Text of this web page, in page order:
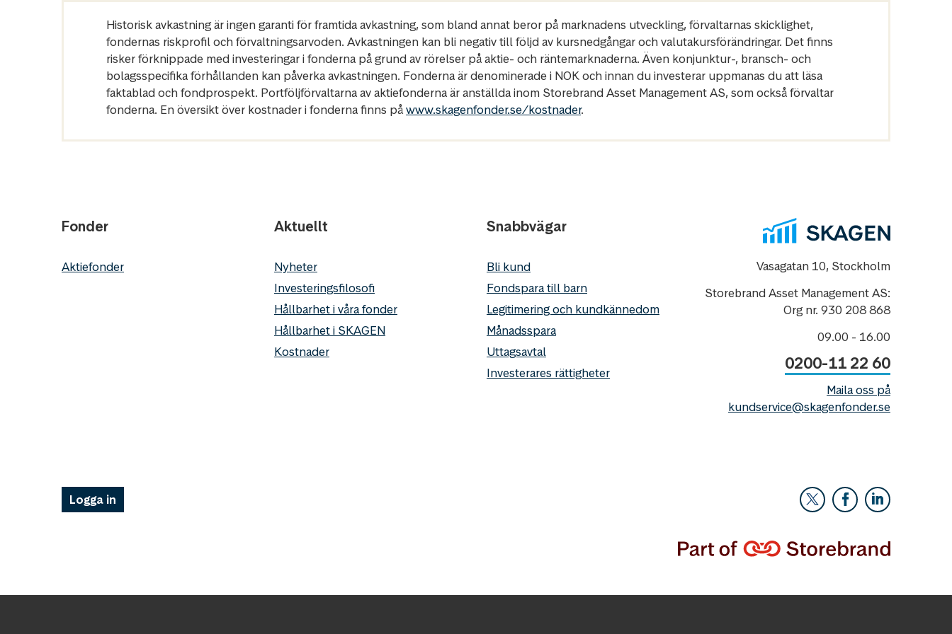
Historisk avkastning är ingen garanti för framtida avkastning, som bland annat beror på marknadens utveckling, förvaltarnas skicklighet,
fondernas riskprofil och förvaltningsarvoden. Avkastningen kan bli negativ till följd av kursnedgångar och valutakursförändringar. Det finns
risker förknippade med investeringar i fonderna på grund av rörelser på aktie- och räntemarknaderna. Även konjunktur-, bransch- och
bolagsspecifika förhållanden kan påverka avkastningen. Fonderna är denominerade i NOK och innan du investerar uppmanas du att läsa
faktablad och fondprospekt. Portföljförvaltarna av aktiefonderna är anställda inom Storebrand Asset Management AS, som också förvaltar
fonderna. En översikt över kostnader i fonderna finns påwww.skagenfonder.se/kostnader.
Fonder
Aktiefonder
Aktuellt
Nyheter
Investeringsfilosofi
Hållbarhet i våra fonder
Hållbarhet i SKAGEN
Kostnader
Snabbvägar
Bli kund
Fondspara till barn
Legitimering och kundkännedom
Månadsspara
Uttagsavtal
Investerares rättigheter
Vasagatan 10, Stockholm
Storebrand Asset Management AS:
Org nr. 930 208 868
09.00 - 16.00
0200-11 22 60
Maila oss på
kundservice@skagenfonder.se
Logga in